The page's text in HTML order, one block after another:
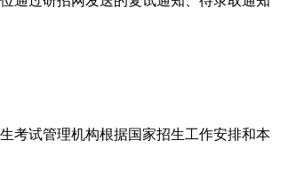
考试管理机构根据国家招生工作安排和本